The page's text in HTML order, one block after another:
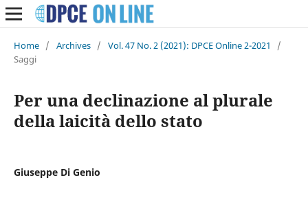
Home / Archives / Vol. 47 No. 2 (2021): DPCE Online 2-2021
/
Saggi
Per una declinazione al plurale
della laicità dello stato
Giuseppe Di Genio